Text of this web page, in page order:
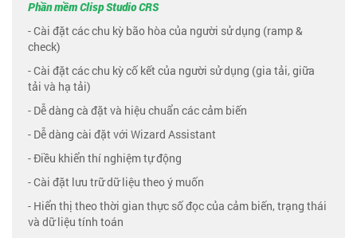
Phần mềm Clisp Studio CRS
- Cài đặt các chu kỳ bão hòa của người sử dụng (ramp &
check)
- Cài đặt các chu kỳ cố kết của người sử dụng (gia tải, giữa
tải và hạ tải)
- Dễ dàng cà đặt và hiệu chuẩn các cảm biến
- Dễ dàng cài đặt với Wizard Assistant
- Điều khiển thí nghiệm tự động
- Cài đặt lưu trữ dữ liệu theo ý muốn
- Hiển thị theo thời gian thực số đọc của cảm biến, trạng thái
và dữ liệu tính toán